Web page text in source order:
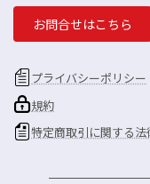
お問合せはこちら
プライバシーポリシー
規約
特定商取引に関する